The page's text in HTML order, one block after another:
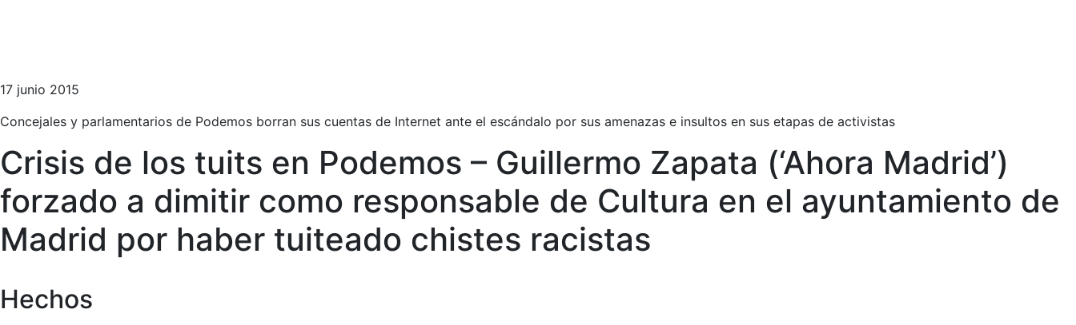
17 junio 2015
Concejales y parlamentarios de Podemos borran sus cuentas de Internet ante el escándalo por sus amenazas e insultos en sus etapas de activistas
Crisis de los tuits en Podemos – Guillermo Zapata (‘Ahora Madrid’)
forzado a dimitir como responsable de Cultura en el ayuntamiento de
Madrid por haber tuiteado chistes racistas
Hechos